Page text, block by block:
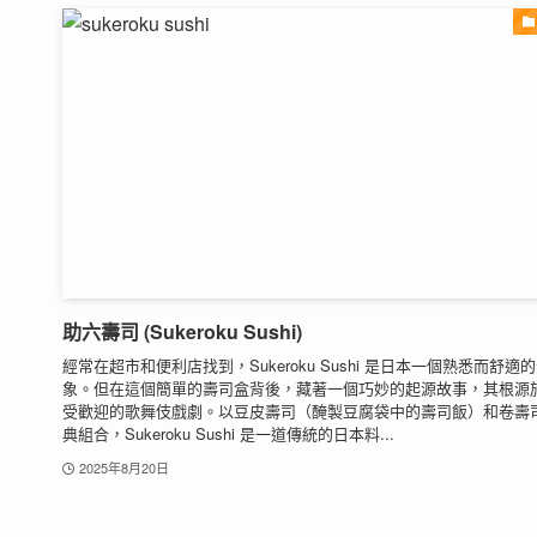
助六壽司 (Sukeroku Sushi)
經常在超市和便利店找到，Sukeroku Sushi 是日本一個熟悉而舒適
象。但在這個簡單的壽司盒背後，藏著一個巧妙的起源故事，其根源
受歡迎的歌舞伎戲劇。以豆皮壽司（醃製豆腐袋中的壽司飯）和卷壽
典組合，Sukeroku Sushi 是一道傳統的日本料...
2025年8月20日